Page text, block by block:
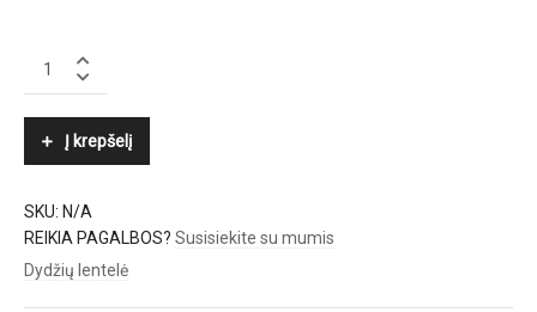
CERANO
Į krepšelį
SKU: N/A
REIKIA PAGALBOS? Susisiekite su mumis
Dydžių lentelė